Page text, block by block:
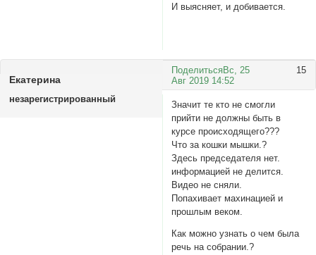
И выясняет, и добивается.
Поделиться 15
Вс, 25
Авг 2019 14:52
Екатерина
незарегистрированный
Значит те кто не смогли
прийти не должны быть в
курсе происходящего???
Что за кошки мышки.?
Здесь председателя нет.
информацией не делится.
Видео не сняли.
Попахивает махинацией и
прошлым веком.
Как можно узнать о чем была
речь на собрании.?